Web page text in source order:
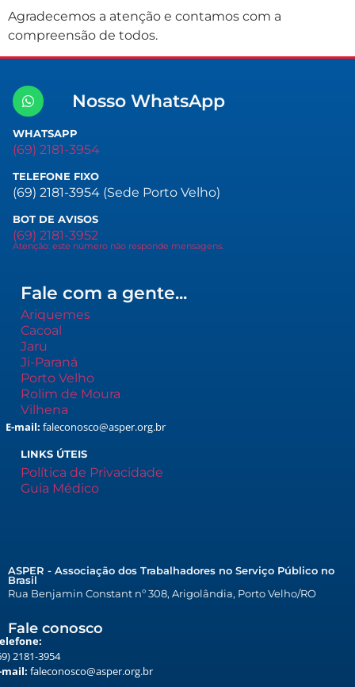
Agradecemos a atenção e contamos com a
compreensão de todos.
Nosso WhatsApp
WHATSAPP
(69) 2181-3954
TELEFONE FIXO
(69) 2181-3954 (Sede Porto Velho)
BOT DE AVISOS
(69) 2181-3952
Atenção: este número não responde mensagens.
Fale com a gente...
Ariquemes
Cacoal
Jaru
Ji-Paraná
Porto Velho
Rolim de Moura
Vilhena
E-mail: faleconosco@asper.org.br
LINKS ÚTEIS
Política de Privacidade
Guia Médico
ASPER - Associação dos Trabalhadores no Serviço Público no
Brasil
Rua Benjamin Constant nº 308, Arigolândia, Porto Velho/RO
Fale conosco
2181-3954
mail: faleconosco@asper.org.br